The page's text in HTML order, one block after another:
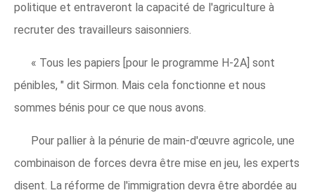
politique et entraveront la capacité de l'agriculture à
recruter des travailleurs saisonniers.
« Tous les papiers [pour le programme H-2A] sont
pénibles, " dit Sirmon. Mais cela fonctionne et nous
sommes bénis pour ce que nous avons.
Pour pallier à la pénurie de main-d'œuvre agricole, une
combinaison de forces devra être mise en jeu, les experts
disent. La réforme de l'immigration devra être abordée au